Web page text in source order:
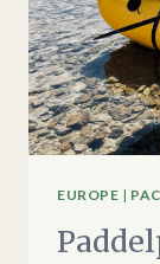
EUROPE |